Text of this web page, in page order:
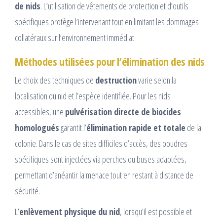
de nids. L’utilisation de vêtements de protection et d’outils
spécifiques protège l’intervenant tout en limitant les dommages
collatéraux sur l’environnement immédiat.
Méthodes utilisées pour l’élimination des nids
Le choix des techniques de destructionvarie selon la
localisation du nid et l’espèce identifiée. Pour les nids
accessibles, une pulvérisation directe de biocides
homologuésgarantit l’élimination rapide et totale de la
colonie. Dans le cas de sites difficiles d’accès, des poudres
spécifiques sont injectées via perches ou buses adaptées,
permettant d’anéantir la menace tout en restant à distance de
sécurité.
L’enlèvement physique du nid, lorsqu’il est possible et